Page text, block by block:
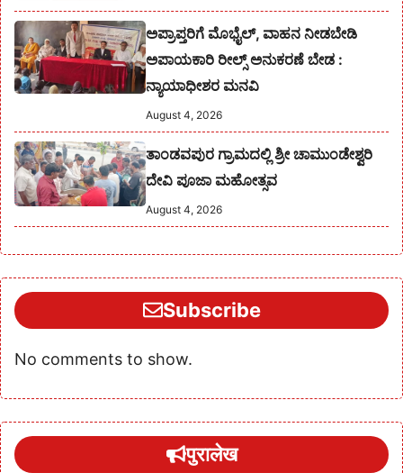
ಅಪ್ರಾಪ್ತರಿಗೆ ಮೊಭೈಲ್, ವಾಹನ ನೀಡಬೇಡಿ
ಅಪಾಯಕಾರಿ ರೀಲ್ಸ್ ಅನುಕರಣೆ ಬೇಡ :
ನ್ಯಾಯಾಧೀಶರ ಮನವಿ
August 4, 2026
ತಾಂಡವಪುರ ಗ್ರಾಮದಲ್ಲಿ ಶ್ರೀ ಚಾಮುಂಡೇಶ್ವರಿ
ದೇವಿ ಪೂಜಾ ಮಹೋತ್ಸವ
August 4, 2026
Subscribe
No comments to show.
पुरालेख